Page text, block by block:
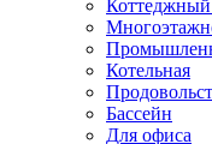
Коттеджный
Котельная
Бассейн
Для офиса